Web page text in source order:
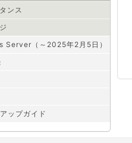
ンス
Server（～2025年2月5日）
ップガイド